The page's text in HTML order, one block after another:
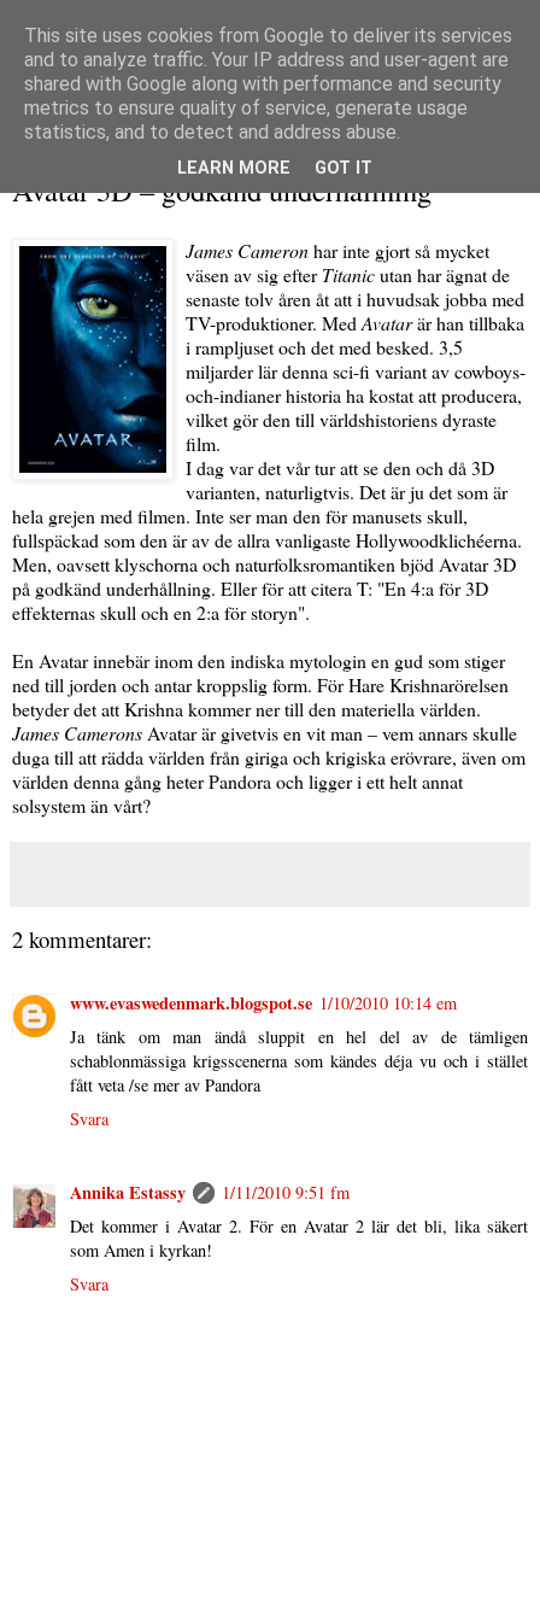
Avatar 3D – godkänd underhållning
James Cameronhar inte gjort så mycket
väsen av sig efterTitanicutan har ägnat de
senaste tolv åren åt att i huvudsak jobba med
TV-produktioner. Med Avatarär han tillbaka
i rampljuset och det med besked. 3,5
miljarder lär denna sci-fi variant av cowboys-
och-indianer historia ha kostat att producera,
vilket gör den till världshistoriens dyraste
film.
I dag var det vår tur att se den och då 3D
varianten, naturligtvis. Det är ju det som är
hela grejen med filmen. Inte ser man den för manusets skull,
fullspäckad som den är av de allra vanligaste Hollywoodklichéerna.
Men, oavsett klyschorna och naturfolksromantiken bjöd Avatar 3D
på godkänd underhållning. Eller för att citera T: "En 4:a för 3D
effekternas skull och en 2:a för storyn".
En Avatar innebär inom den indiska mytologin en gud som stiger
ned till jorden och antar kroppslig form. För Hare Krishnarörelsen
betyder det att Krishna kommer ner till den materiella världen.
James Camerons Avatar är givetvis en vit man – vem annars skulle
duga till att rädda världen från giriga och krigiska erövrare, även om
världen denna gång heter Pandora och ligger i ett helt annat
solsystem än vårt?
2 kommentarer:
www.evaswedenmark.blogspot.se 1/10/2010 10:14 em
Ja tänk om man ändå sluppit en hel del av de tämligen
schablonmässiga krigsscenerna som kändes déja vu och i stället
fått veta /se mer av Pandora
Svara
Annika Estassy
1/11/2010 9:51 fm
Det kommer i Avatar 2. För en Avatar 2 lär det bli, lika säkert
som Amen i kyrkan!
Svara
This site uses cookies from Google to deliver its services
and to analyze traffic. Your IP address and user-agent are
shared with Google along with performance and security
metrics to ensure quality of service, generate usage
statistics, and to detect and address abuse.
LEARN MORE GOT IT